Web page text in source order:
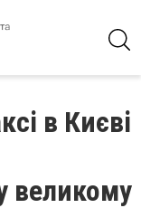
в Києві
великому